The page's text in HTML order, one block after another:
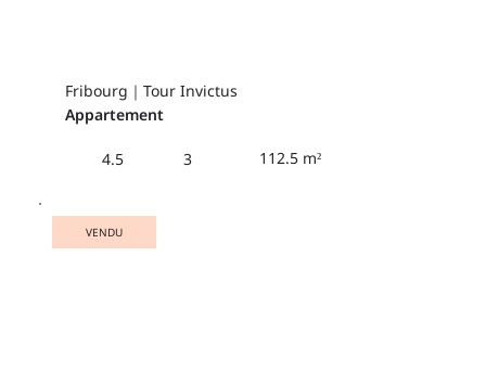
Fribourg｜Tour Invictus
Appartement
4.5 3 112.5 m²
VENDU